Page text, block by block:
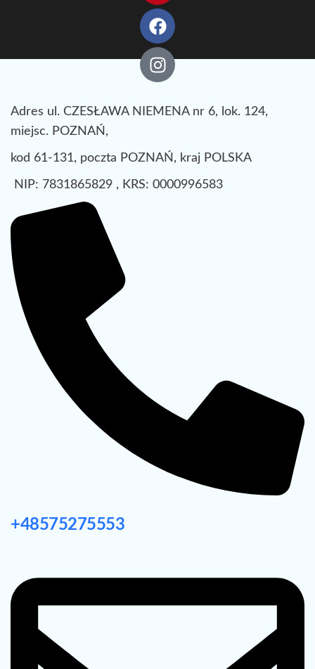
Adres ul. CZESŁAWA NIEMENA nr 6, lok. 124,
miejsc. POZNAŃ,
kod 61-131, poczta POZNAŃ, kraj POLSKA
NIP: 7831865829 , KRS: 0000996583
+48575275553